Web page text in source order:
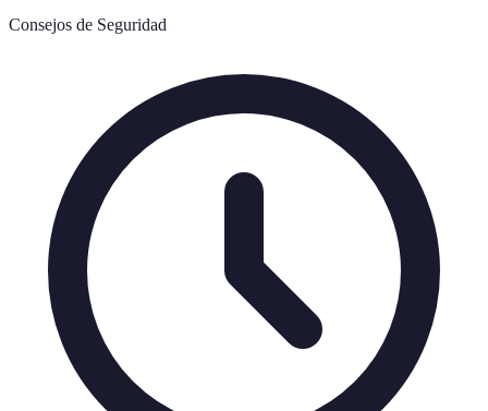
Consejos de Seguridad